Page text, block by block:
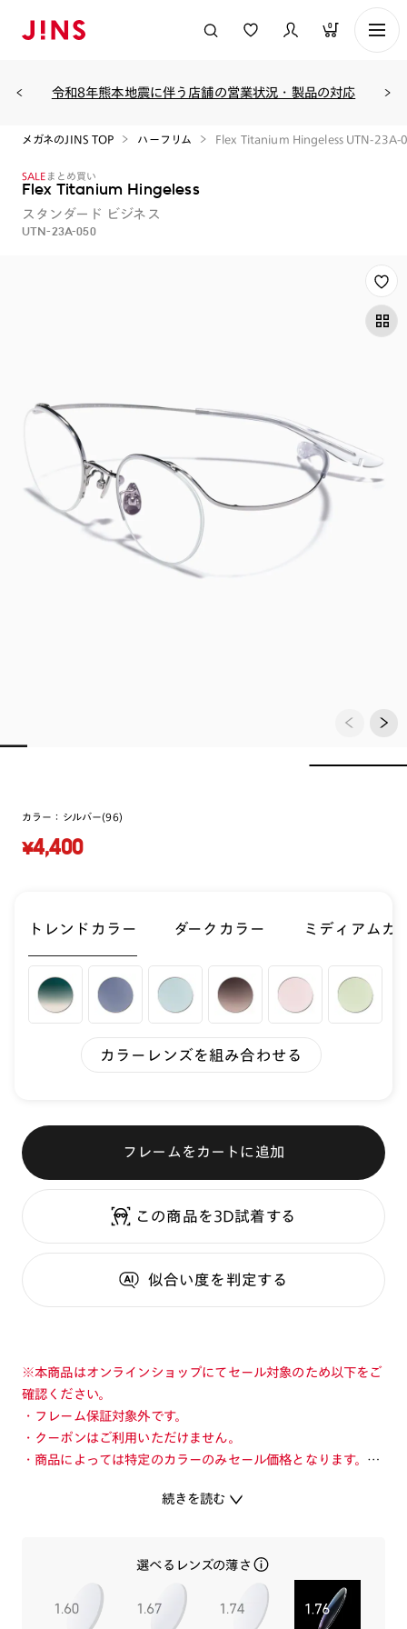
0
令和8年熊本地震に伴う店舗の営業状況・製品の対応
メガネのJINS TOP ハーフリム Flex Titanium Hingeless UTN-23A-
SALE まとめ買い
Flex Titanium Hingeless
スタンダード ビジネス
UTN-23A-050
カラー： シルバー(96)
¥4,400
トレンドカラー ダークカラー ミディアムカ
カラーレンズを組み合わせる
フレームをカートに追加
この商品を3D試着する
似合い度を判定する
※本商品はオンラインショップにてセール対象のため以下をご
確認ください。
・フレーム保証対象外です。
・クーポンはご利用いただけません。
・商品によっては特定のカラーのみセール価格となります。カ
・店舗とオンラインショップで価格が異なる場合があります。
JINS独自配合素材「JINS Flex Titanium ™」が生み出す、圧
倒的フィット感
続きを読む
選べるレンズの薄さ